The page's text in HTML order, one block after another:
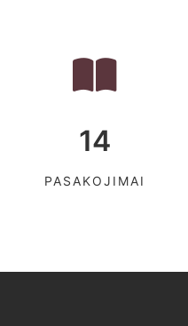
14
PASAKOJIMAI